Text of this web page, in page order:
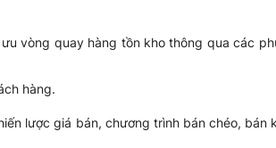
vòng quay hàng tồn kho thông qua các
hàng.
lược giá bán, chương trình bán chéo, bán